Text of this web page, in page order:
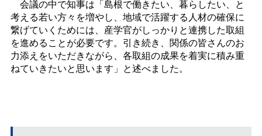
会議の中で知事は「島根で働きたい、暮らしたい、と
考える若い方々を増やし、地域で活躍する人材の確保に
繋げていくためには、産学官がしっかりと連携した取組
を進めることが必要です。引き続き、関係の皆さんのお
力添えをいただきながら、各取組の成果を着実に積み重
ねていきたいと思います」と述べました。